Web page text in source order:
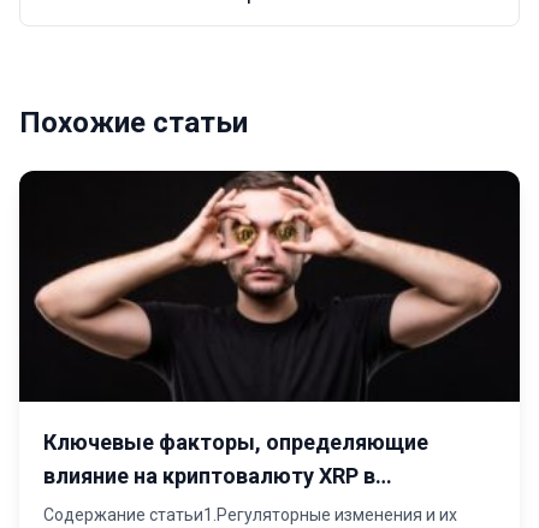
Похожие статьи
Ключевые факторы, определяющие
влияние на криптовалюту XRP в
современных условиях
Содержание статьи1.Регуляторные изменения и их